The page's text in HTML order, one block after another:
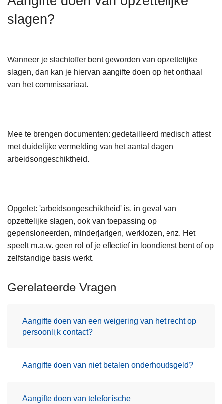
slagen?
Wanneer je slachtoffer bent geworden van opzettelijke
slagen, dan kan je hiervan aangifte doen op het onthaal
van het commissariaat.
Mee te brengen documenten: gedetailleerd medisch attest
met duidelijke vermelding van het aantal dagen
arbeidsongeschiktheid.
Opgelet: 'arbeidsongeschiktheid' is, in geval van
opzettelijke slagen, ook van toepassing op
gepensioneerden, minderjarigen, werklozen, enz. Het
speelt m.a.w. geen rol of je effectief in loondienst bent of op
zelfstandige basis werkt.
Gerelateerde Vragen
Aangifte doen van een weigering van het recht op
persoonlijk contact?
Aangifte doen van niet betalen onderhoudsgeld?
Aangifte doen van telefonische